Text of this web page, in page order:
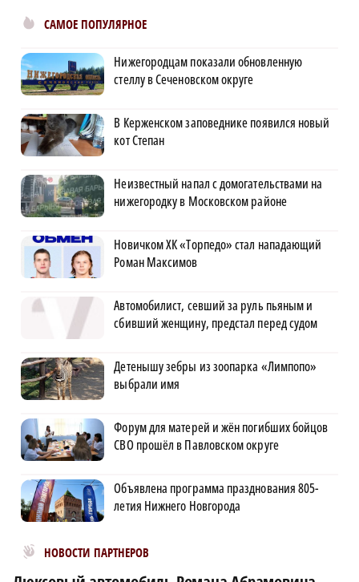
САМОЕ ПОПУЛЯРНОЕ
Нижегородцам показали обновленную
стеллу в Сеченовском округе
В Керженском заповеднике появился новый
кот Степан
Неизвестный напал с домогательствами на
нижегородку в Московском районе
Новичком ХК «Торпедо» стал нападающий
Роман Максимов
Автомобилист, севший за руль пьяным и
сбивший женщину, предстал перед судом
Детенышу зебры из зоопарка «Лимпопо»
выбрали имя
Форум для матерей и жён погибших бойцов
СВО прошёл в Павловском округе
Объявлена программа празднования 805-
летия Нижнего Новгорода
НОВОСТИ ПАРТНЕРОВ
Новости МирТесен